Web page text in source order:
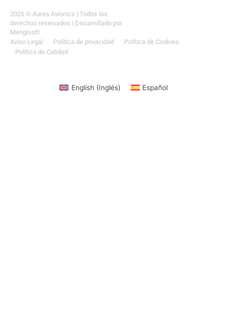
2026 © Aurea Avionics | Todos los
derechos reservados | Desarrollado por
Mengisoft
Aviso Legal
Política de privacidad
Política de Cookies
Política de Calidad
English (Inglés) Español